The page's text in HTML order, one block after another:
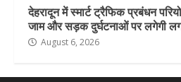
देहरादून में स्मार्ट ट्रैफिक प्रबंधन
जाम और सड़क दुर्घटनाओं पर लगेगी
August 6, 2026